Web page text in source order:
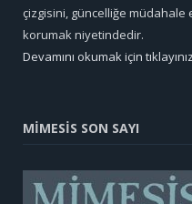
çizgisini, güncelliğe müdahale
korumak niyetindedir.
Devamını okumak için
MİMESİS SON SAYI